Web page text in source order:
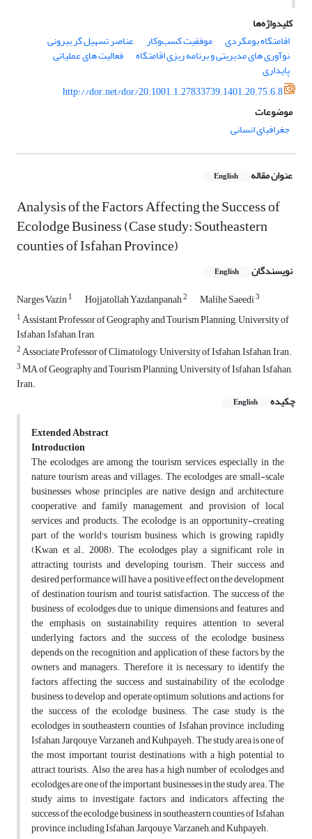
کلیدواژه‌ها
اقامتگاه بومگردی
موفقیت کسب‌وکار عناصر تسهیل گر بیرونی
نوآوری های مدیریتی و برنامه ریزی اقامتگاه فعالیت های عملیاتی
پایداری
http://dor.net/dor/20.1001.1.27833739.1401.20.75.6.8
موضوعات
جغرافیای انسانی
عنوان مقاله English
Analysis of the Factors Affecting the Success of
Ecolodge Business (Case study: Southeastern
counties of Isfahan Province)
نویسندگان English
Narges Vazin1 Hojjatollah Yazdanpanah2 Malihe Saeedi3
1Assistant Professor of Geography and Tourism Planning,, University of
Isfahan, Isfahan, Iran,
2Associate Professor of Climatology, University of Isfahan, Isfahan, Iran.
3MA of Geography and Tourism Planning, University of Isfahan, Isfahan,
Iran.
چکیده
English
Extended Abstract
Introduction
The ecolodges are among the tourism services, especially in the
nature tourism areas and villages. The ecolodges are small-scale
businesses whose principles are native design and architecture,
cooperative and family management, and provision of local
services and products. The ecolodge is an opportunity-creating
part of the world's tourism business, which is growing rapidly
(Kwan et al., 2008). The ecolodges play a significant role in
attracting tourists and developing tourism. Their success and
desired performance will have a positive effect on the development
of destination tourism and tourist satisfaction. The success of the
business of ecolodges due to unique dimensions and features and
the emphasis on sustainability requires attention to several
underlying factors, and the success of the ecolodge business
depends on the recognition and application of these factors by the
owners and managers. Therefore, it is necessary to identify the
factors affecting the success and sustainability of the ecolodge
business to develop and operate optimum solutions and actions for
the success of the ecolodge business. The case study is the
ecolodges in southeastern counties of Isfahan province, including
Isfahan, Jarqouye, Varzaneh, and Kuhpayeh. The study area is one of
the most important tourist destinations with a high potential to
attract tourists. Also, the area has a high number of ecolodges and
ecolodges are one of the important businesses in the study area. The
study aims to investigate factors and indicators affecting the
success of the ecolodge business in southeastern counties of Isfahan
province, including Isfahan, Jarqouye, Varzaneh, and Kuhpayeh.